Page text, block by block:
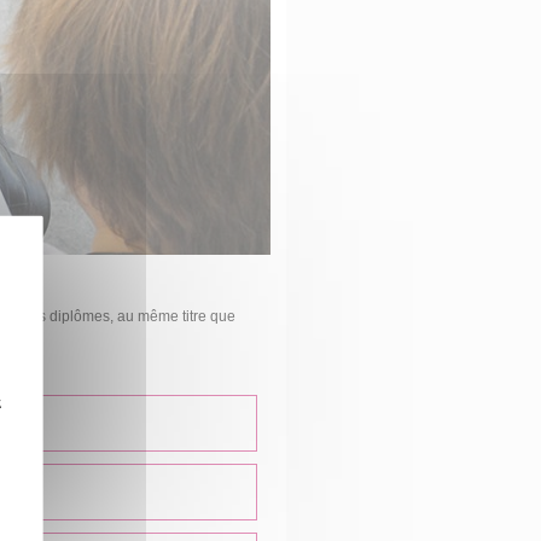
des diplômes, au même titre que